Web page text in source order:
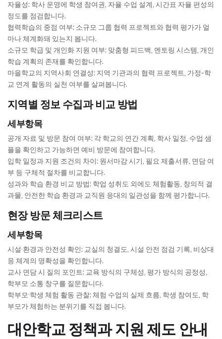
자율성: 학사 운영에 학생 참여권, 자율 수업 설계, 시간표 자율 편성의
정도를 점검합니다.
협력학습의 중점 여부: 소규모 그룹 협력 프로젝트와 협력 평가가 얼
마나 체계화돼 있는지 봅니다.
소규모 학급 및 개인화 지원 여부: 맞춤형 피드백, 멘토링 시스템, 개인
학습 계획의 존재를 확인합니다.
마을학교의 지역사회 연결성: 지역 기관과의 협력 프로젝트, 가정-학
교 연계 활동의 실천 여부를 살펴봅니다.
지역별 정보 수집과 비교 방법
세부항목
공개 자료 및 방문 참여 여부: 각 학교의 연간 계획, 학사 일정, 수업 샘
플을 확인하고 가능하면 예비 방문에 참여합니다.
입학 일정과 지원 조건의 차이: 원서마감 시기, 필요 제출서류, 면담 여
부 등 구체적 절차를 비교합니다.
성과와 학습 환경 비교 방법: 학업 성취도 외에도 체험활동, 창의적 결
과물, 안전한 학습 환경과 교직원 응대의 일관성을 함께 평가합니다.
현장 방문 체크리스트
세부항목
시설·환경과 안전성 확인: 교실의 청결도, 시설 안전 점검 기록, 비상대
응 체계의 명확성을 확인합니다.
교사 면담 시 질의 포인트: 교육 방식의 구체성, 평가 방식의 공정성,
학부모 소통 창구를 질문합니다.
학부모·학생 체험 활동 관찰: 체험 수업의 실제 흐름, 학생 참여도, 학
부모가 체험하는 분위기를 직접 봅니다.
대안학교 정책과 지원 제도 안내